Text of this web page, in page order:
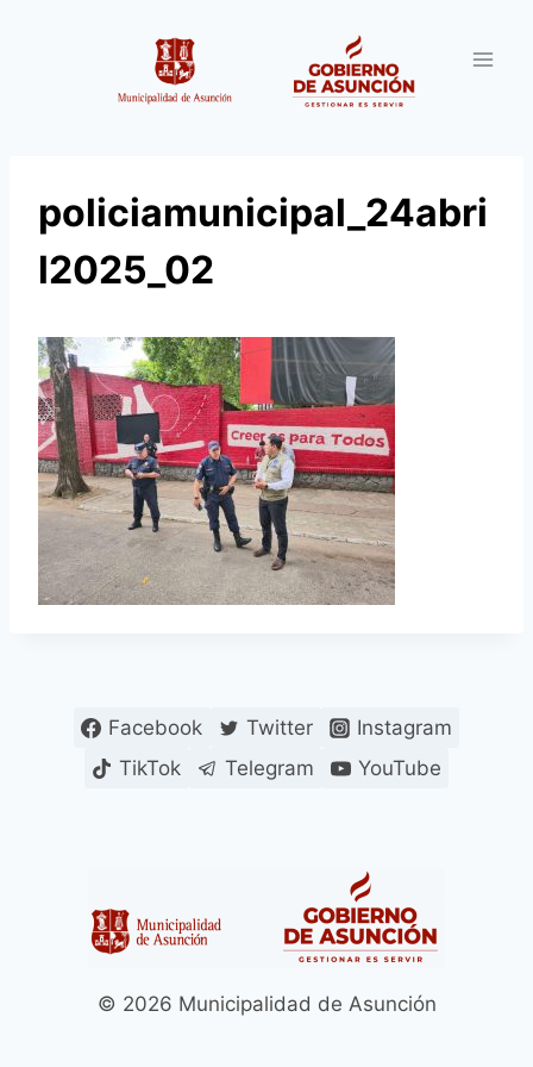
policiamunicipal_24abri
l2025_02
Facebook Twitter
Instagram
TikTok
Telegram YouTube
© 2026 Municipalidad de Asunción